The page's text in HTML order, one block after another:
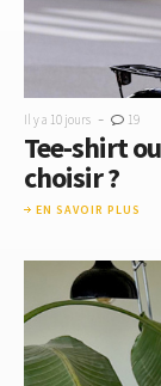
Il y a 10 jours - 19
Tee-shirt
choisir ?
EN SAVOIR PLUS